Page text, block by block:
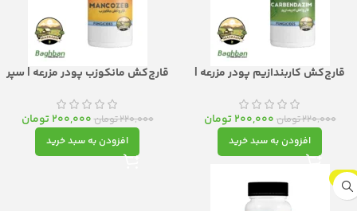
قارچ‌کش کاربندازیم پودر مزرعه |
درونی گیاهان
220,000تومان200,000 تومان
افزودن به سبد خرید
قارچ‌کش مانکوزب پودر مزرعه | سپر
وسیع‌الطیف
220,000تومان200,000 تومان
افزودن به سبد خرید
-9%